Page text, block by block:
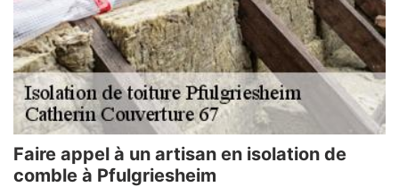
Faire appel à un artisan en isolation de
comble à Pfulgriesheim